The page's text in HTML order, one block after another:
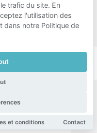
Chaussee Berlin
Bistro & Street
trafic du site. En
l'utilisation des
dans notre Politique de
et conditions Contact